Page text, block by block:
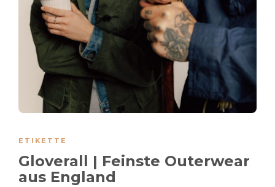
ETIKETTE
Gloverall | Feinste Outerwear
aus England